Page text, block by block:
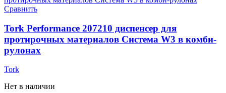
Сравнить
Tork Performance 207210 диспенсер для
протирочных материалов Система W3 в комби-
рулонах
Tork
Нет в наличии